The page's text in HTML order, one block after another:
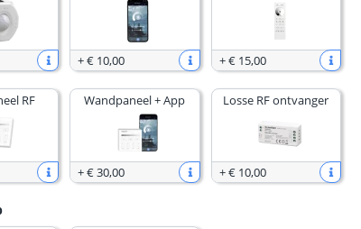
+€ 10,00 +€ 15,00
RF Wandpaneel + App
+€ 30,00
Losse RF ontvanger
+€ 10,00